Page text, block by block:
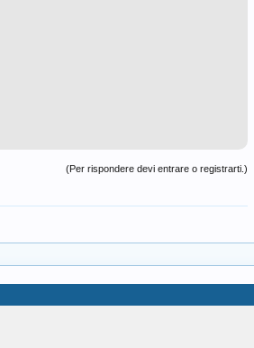
(Per rispondere devi entrare o registrarti.)